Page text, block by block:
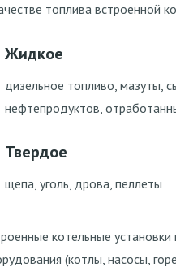
топлива встроенной
Жидкое
дизельное топливо, мазуты,
нефтепродуктов,
Твердое
щепа, уголь, дрова, пеллеты
котельные установки
(котлы, насосы,